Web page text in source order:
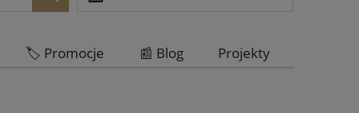
🏷️ Promocje 📰 Blog
Projekty